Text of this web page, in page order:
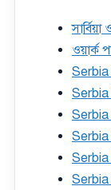
ওয়ার্ক